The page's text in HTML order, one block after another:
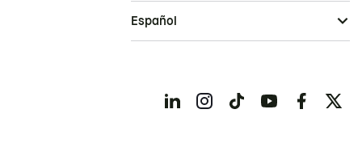
Español